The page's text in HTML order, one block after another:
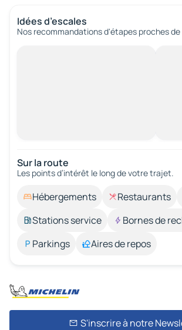
Idées d’escales
Nos recommandations d'étapes proches de
Sur la route
Les points d’intérêt le long de votre trajet.
Hébergements Restaurants
Stations service
Bornes de
Parkings
Aires de repos
S'inscrire à notre